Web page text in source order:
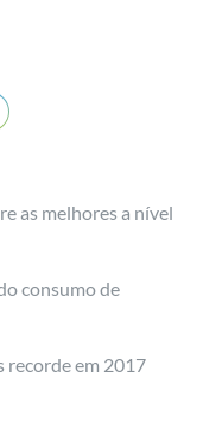
as melhores a nível
consumo de
recorde em 2017